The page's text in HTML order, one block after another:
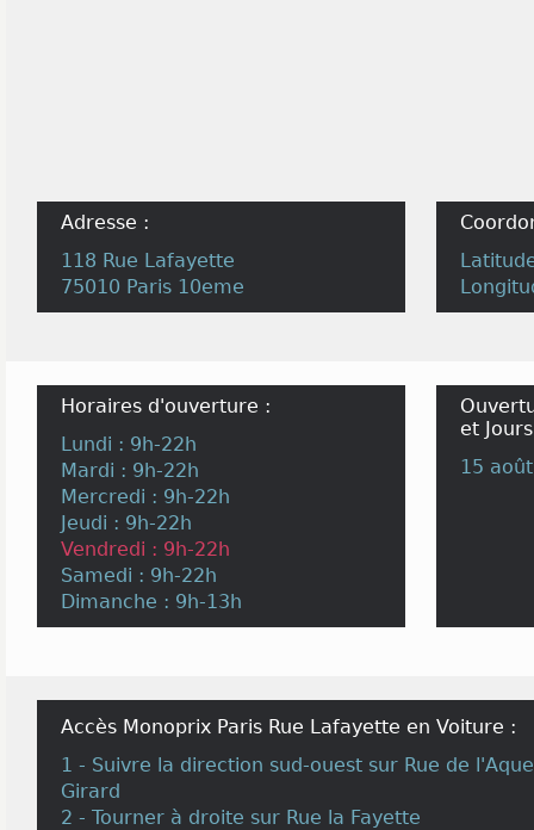
Adresse :
118 Rue Lafayette
75010 Paris 10eme
Horaires d'ouverture :
Lundi : 9h-22h
Mardi : 9h-22h
Mercredi : 9h-22h
Jeudi : 9h-22h
Vendredi : 9h-22h
Samedi : 9h-22h
Dimanche : 9h-13h
et
15
Accès Monoprix Paris Rue Lafayette en Voiture :
1 - Suivre la direction sud-ouest sur Rue de
Girard
2 - Tourner à droite sur Rue la Fayette